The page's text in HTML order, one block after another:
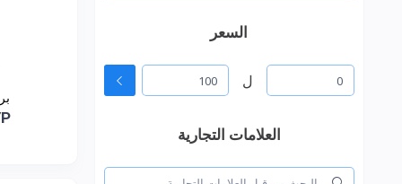
السعر
ل
العلامات التجارية